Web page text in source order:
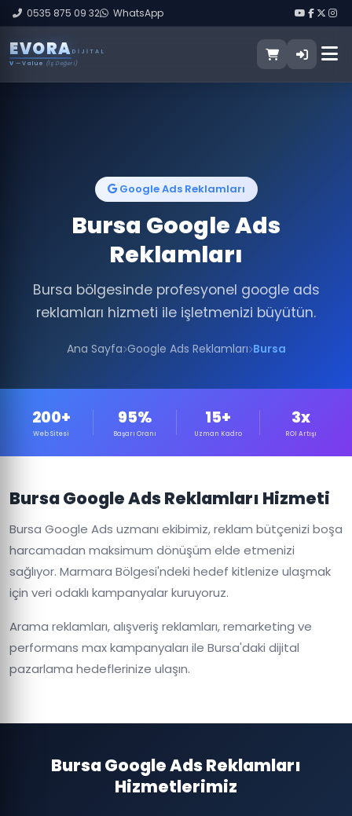
0535 875 09 32 WhatsApp
EVORA DIJITAL
V — Value (İş Değeri)
Google Ads Reklamları
Bursa Google Ads
Reklamları
Bursa bölgesinde profesyonel google ads
reklamları hizmeti ile işletmenizi büyütün.
Ana Sayfa Google Ads Reklamları Bursa
200+
Web Sitesi
95%
Başarı Oranı
15+
Uzman Kadro
3x
ROI Artışı
Bursa Google Ads Reklamları Hizmeti
Bursa Google Ads uzmanı ekibimiz, reklam bütçenizi boşa
harcamadan maksimum dönüşüm elde etmenizi
sağlıyor. Marmara Bölgesi'ndeki hedef kitlenize ulaşmak
için veri odaklı kampanyalar kuruyoruz.
Arama reklamları, alışveriş reklamları, remarketing ve
performans max kampanyaları ile Bursa'daki dijital
pazarlama hedeflerinize ulaşın.
Bursa Google Ads Reklamları
Hizmetlerimiz